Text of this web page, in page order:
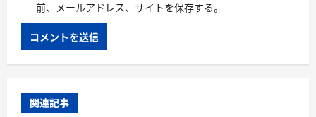
前、メールアドレス、サイトを保存する。
関連記事